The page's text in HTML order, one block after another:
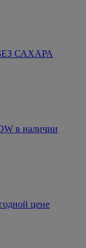
БЕЗ САХАРА
в наличии
цене